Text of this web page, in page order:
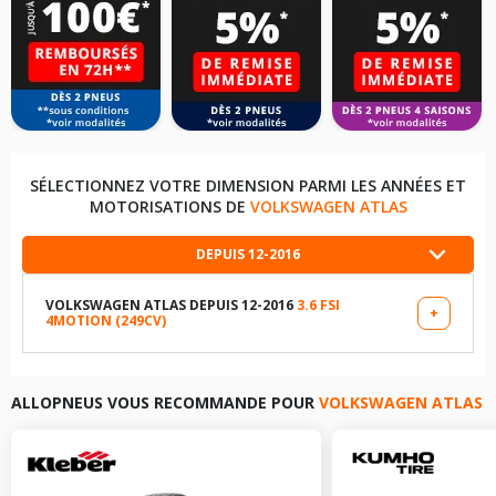
SÉLECTIONNEZ VOTRE DIMENSION PARMI LES ANNÉES ET
MOTORISATIONS DE VOLKSWAGEN ATLAS
DEPUIS 12-2016
VOLKSWAGEN ATLAS DEPUIS 12-2016 3.6 FSI
4MOTION (249CV)
+
ALLOPNEUS VOUS RECOMMANDE POUR VOLKSWAGEN ATLAS